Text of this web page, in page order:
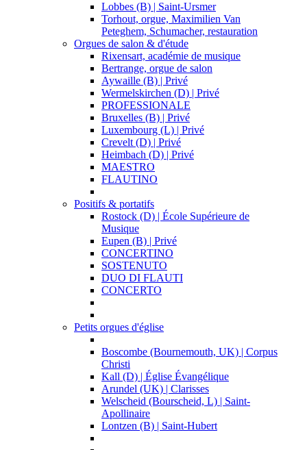
Lobbes (B) | Saint-Ursmer
Torhout, orgue, Maximilien Van
Peteghem, Schumacher, restauration
Orgues de salon & d'étude
Rixensart, académie de musique
Bertrange, orgue de salon
Aywaille (B) | Privé
Wermelskirchen (D) | Privé
PROFESSIONALE
Bruxelles (B) | Privé
Luxembourg (L) | Privé
Crevelt (D) | Privé
Heimbach (D) | Privé
MAESTRO
FLAUTINO
Positifs & portatifs
Rostock (D) | École Supérieure de
Musique
Eupen (B) | Privé
CONCERTINO
SOSTENUTO
DUO DI FLAUTI
CONCERTO
Petits orgues d'église
Boscombe (Bournemouth, UK) | Corpus
Christi
Kall (D) | Église Évangélique
Arundel (UK) | Clarisses
Welscheid (Bourscheid, L) | Saint-
Apollinaire
Lontzen (B) | Saint-Hubert